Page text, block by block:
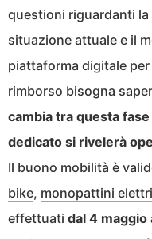
questioni riguardanti
situazione attuale e il
piattaforma digitale
rimborso bisogna
cambia tra questa
dedicato si rivelerà
Il buono mobilità è
bike, monopattini
effettuati dal 4